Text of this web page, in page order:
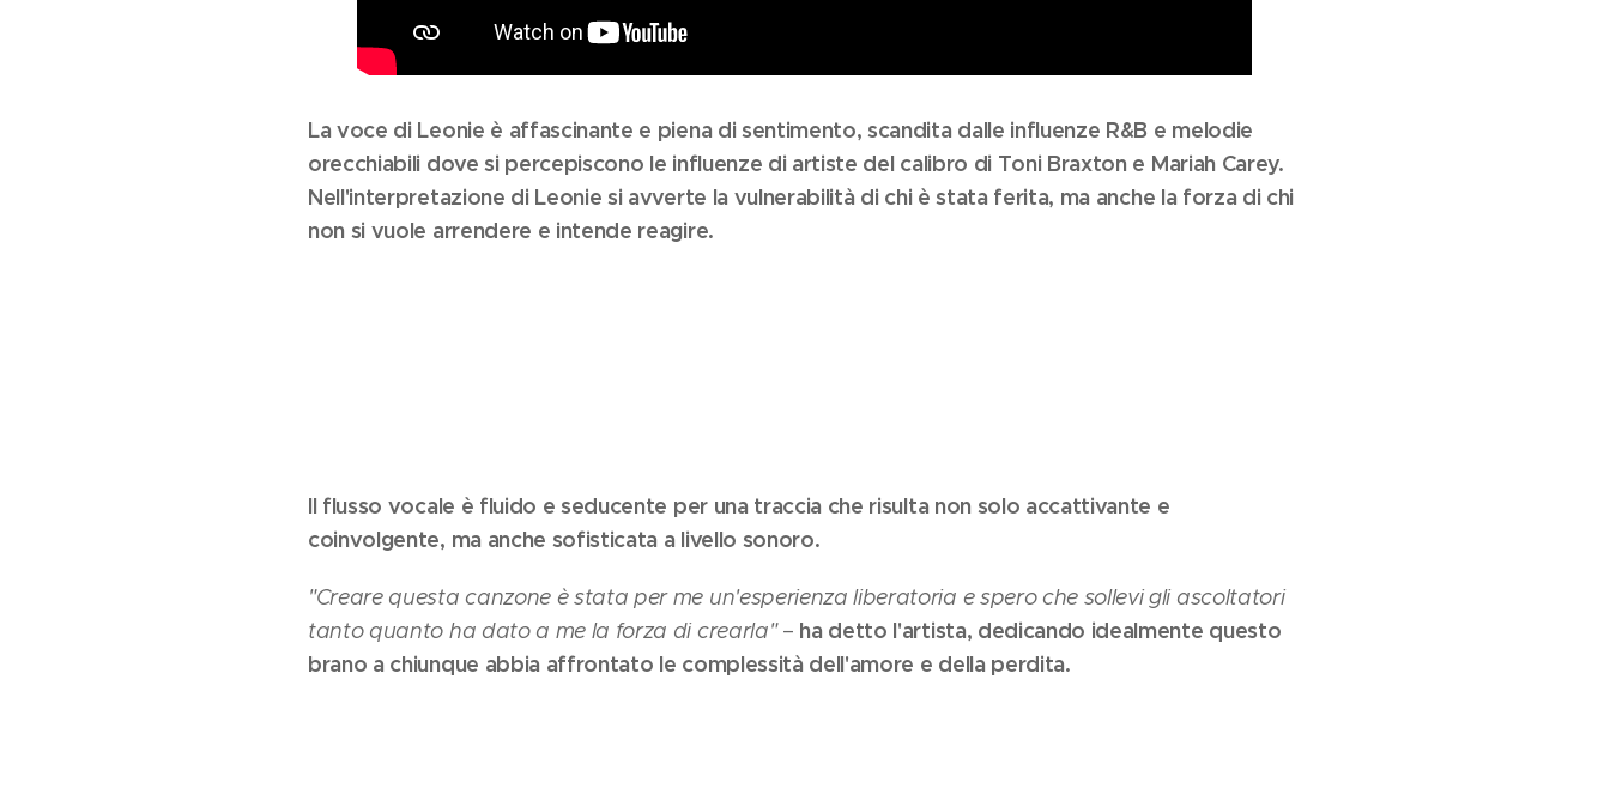
La voce di Leonie è affascinante e piena di sentimento, scandita dalle influenze R&B e melodie
orecchiabili dove si percepiscono le influenze di artiste del calibro di Toni Braxton e Mariah Carey.
Nell'interpretazione di Leonie si avverte la vulnerabilità di chi è stata ferita, ma anche la forza di chi
non si vuole arrendere e intende reagire.
Il flusso vocale è fluido e seducente per una traccia che risulta non solo accattivante e
coinvolgente, ma anche sofisticata a livello sonoro.
"Creare questa canzone è stata per me un'esperienza liberatoria e spero che sollevi gli ascoltatori
tanto quanto ha dato a me la forza di crearla"– ha detto l'artista, dedicando idealmente questo
brano a chiunque abbia affrontato le complessità dell'amore e della perdita.